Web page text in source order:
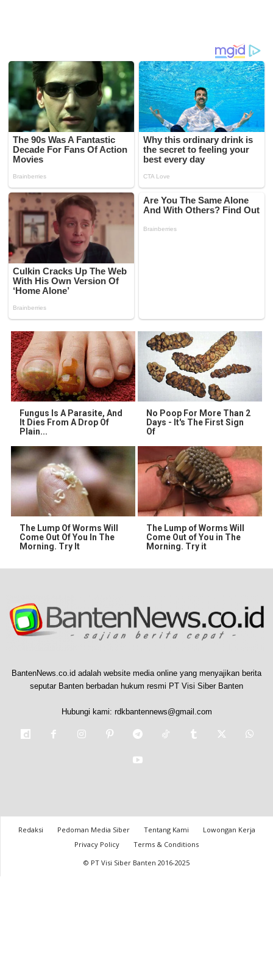
Fungus Is A Parasite, And
It Dies From A Drop Of
Plain...
No Poop For More Than 2
Days - It's The First Sign
Of
The Lump Of Worms Will
Come Out Of You In The
Morning. Try It
The Lump of Worms Will
Come Out of You in The
Morning. Try it
BantenNews.co.id adalah website media online yang menyajikan berita
seputar Banten berbadan hukum resmi PT Visi Siber Banten
Hubungi kami: rdkbantennews@gmail.com
Redaksi Pedoman Media Siber Tentang Kami
Lowongan Kerja
Privacy Policy
Terms & Conditions
© PT Visi Siber Banten 2016-2025